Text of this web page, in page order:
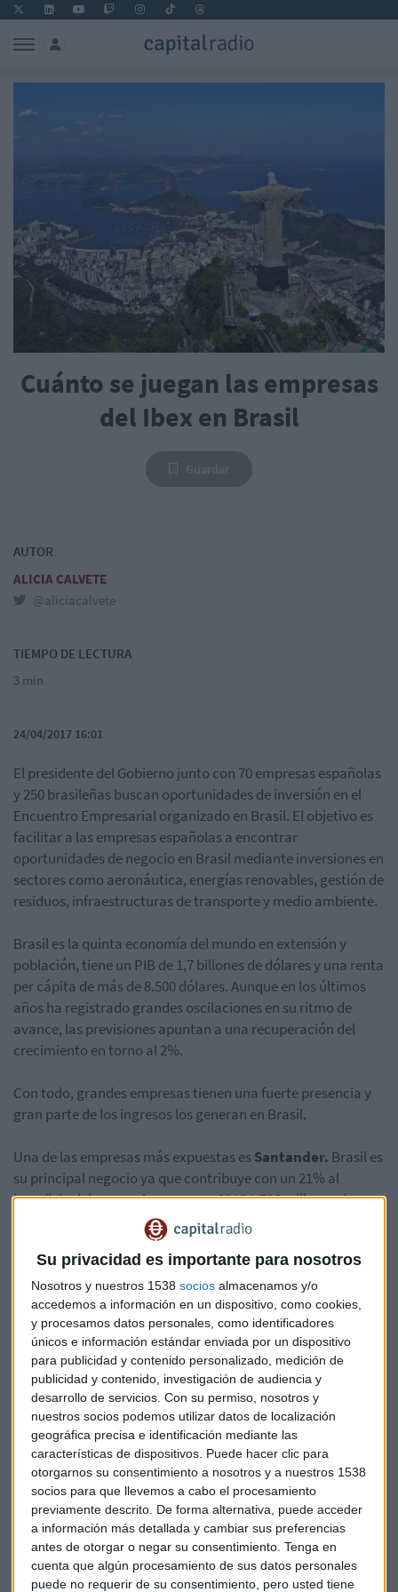
Su privacidad es importante para nosotros
Nosotros y nuestros 1538 socios almacenamos y/o
accedemos a información en un dispositivo, como cookies,
y procesamos datos personales, como identificadores
únicos e información estándar enviada por un dispositivo
para publicidad y contenido personalizado, medición de
publicidad y contenido, investigación de audiencia y
desarrollo de servicios. Con su permiso, nosotros y
nuestros socios podemos utilizar datos de localización
geográfica precisa e identificación mediante las
características de dispositivos. Puede hacer clic para
otorgarnos su consentimiento a nosotros y a nuestros 1538
socios para que llevemos a cabo el procesamiento
previamente descrito. De forma alternativa, puede acceder
a información más detallada y cambiar sus preferencias
antes de otorgar o negar su consentimiento. Tenga en
cuenta que algún procesamiento de sus datos personales
puede no requerir de su consentimiento, pero usted tiene
Cuánto se juegan las empresas
del Ibex en Brasil
AUTOR
ALICIA CALVETE
@aliciacalvete
TIEMPO DE LECTURA
3 min
24/04/2017 16:01
El presidente del Gobierno junto con 70 empresas españolas
y 250 brasileñas buscan oportunidades de inversión en el
Encuentro Empresarial organizado en Brasil. El objetivo es
facilitar a las empresas españolas a encontrar
oportunidades de negocio en Brasil mediante inversiones en
sectores como aeronáutica, energías renovables, gestión de
residuos, infraestructuras de transporte y medio ambiente.
Brasil es la quinta economía del mundo en extensión y
población, tiene un PIB de 1,7 billones de dólares y una renta
per cápita de más de 8.500 dólares. Aunque en los últimos
años ha registrado grandes oscilaciones en su ritmo de
avance, las previsiones apuntan a una recuperación del
crecimiento en torno al 2%.
Con todo, grandes empresas tienen una fuerte presencia y
gran parte de los ingresos los generan en Brasil.
Una de las empresas más expuestas esSantander. Brasil es
su principal negocio ya que contribuye con un 21% al
beneficio del grupo al generar en 2016 1.786 millones de
ParaTelefónica, Brasil es su segundo mercado con el 22%
de sus ingresos con una cifra de negocios que supera los
11.000 millones de euros en 2016.
Otra empresas presente esRepsol. Brasil aporta el 8% de la
producción total del grupo que es de 690.200 barriles
equivalentes de crudo al día de media. Es el quinto país más
importante en términos de producción de un total de 30 en
los que opera. Repsol está presente en Brasil desde hace 20
años.
Otra empresa con intereses en el país esDía. Brasil es su
segundo mercado donde consigue en 2016 más de 1.600
millones en concepto de ventas. No obstante, el negocio en
el país se ha ralentizado el año pasado debido al efecto
negativo del real brasileño.